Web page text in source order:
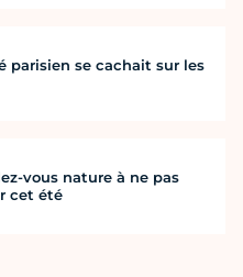
parisien se cachait sur les
vous nature à ne pas
cet été